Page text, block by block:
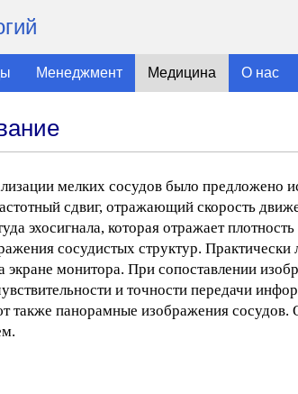
Менеджмент Медицина О нас
мелких сосудов было предложено
сдвиг, отражающий скорость
эхосигнала, которая отражает
сосудистых структур.
экране монитора. При сопоставлении
и точности передачи
также панорамные изображения сосудов.